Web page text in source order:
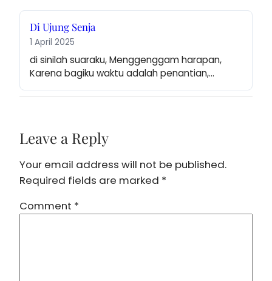
Di Ujung Senja
1 April 2025
di sinilah suaraku, Menggenggam harapan,
Karena bagiku waktu adalah penantian,…
Leave a Reply
Your email address will not be published.
Required fields are marked *
Comment *